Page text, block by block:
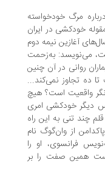
مرگ خودخواسته
در ایران
نیمه دوم
به‌زحمت
در آن چنین
نمی‌کند...
است؟ هیچ
خودکشی امری
به این راه
از وان‌گوگ نام
او را
صفت را بر